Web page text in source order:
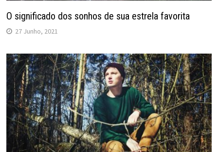
O significado dos sonhos de sua estrela favorita
27 Junho, 2021